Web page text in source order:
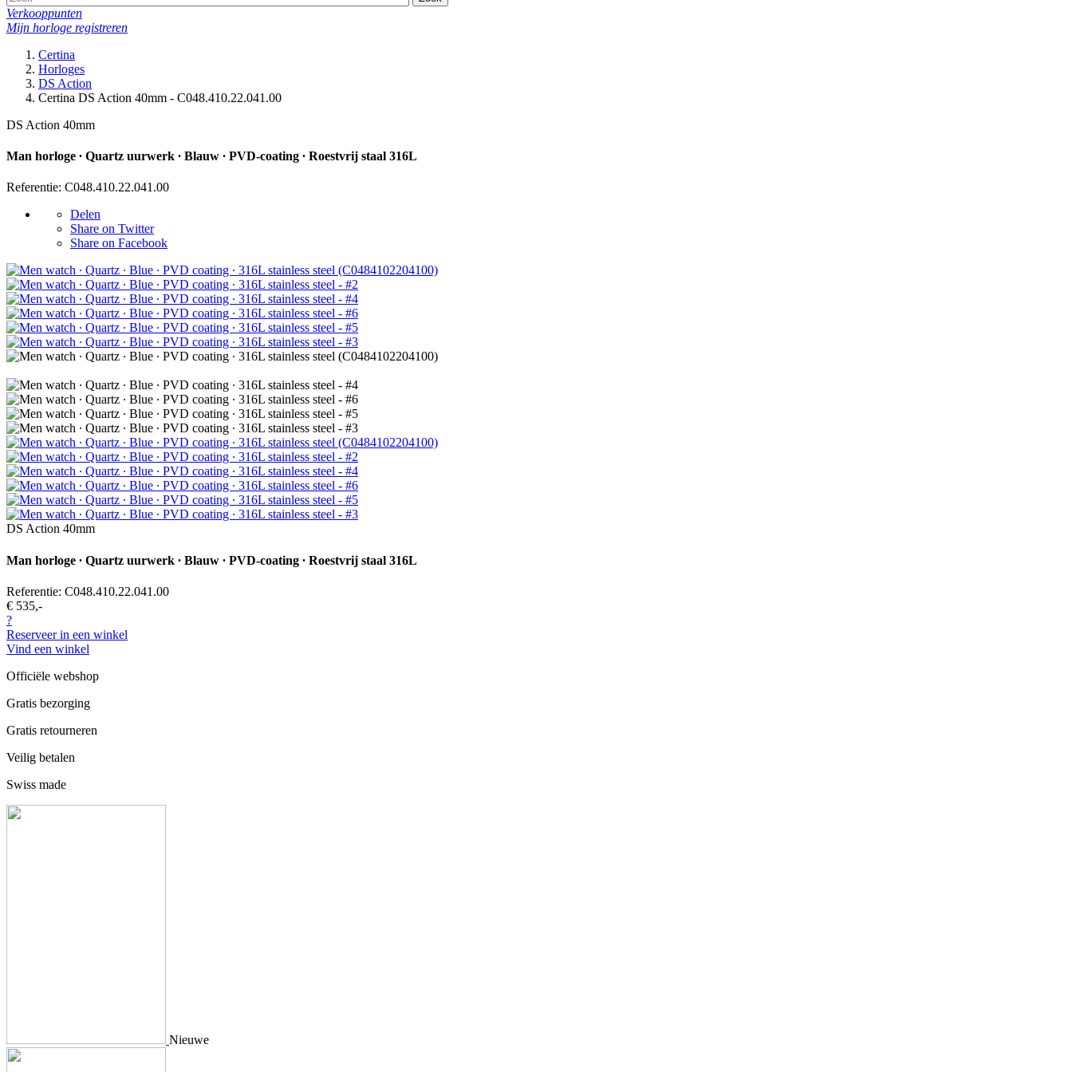
Verkooppunten
Mijn horloge registreren
Certina
Horloges
DS Action
Certina DS Action 40mm - C048.410.22.041.00
DS Action 40mm
Man horloge ∙ Quartz uurwerk ∙ Blauw ∙ PVD-coating ∙ Roestvrij staal 316L
Referentie: C048.410.22.041.00
Delen
Share on Twitter
Share on Facebook
DS Action 40mm
Man horloge ∙ Quartz uurwerk ∙ Blauw ∙ PVD-coating ∙ Roestvrij staal 316L
Referentie: C048.410.22.041.00
€ 535,-
?
Reserveer in een winkel
Vind een winkel
Officiële webshop
Gratis bezorging
Gratis retourneren
Veilig betalen
Swiss made
Nieuwe